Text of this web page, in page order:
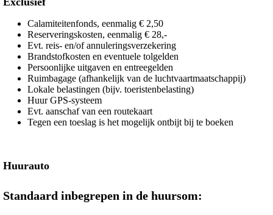
Calamiteitenfonds, eenmalig € 2,50
Reserveringskosten, eenmalig € 28,-
Evt. reis- en/of annuleringsverzekering
Brandstofkosten en eventuele tolgelden
Persoonlijke uitgaven en entreegelden
Ruimbagage (afhankelijk van de luchtvaartmaatschappij)
Lokale belastingen (bijv. toeristenbelasting)
Huur GPS-systeem
Evt. aanschaf van een routekaart
Tegen een toeslag is het mogelijk ontbijt bij te boeken
Huurauto
Standaard inbegrepen in de huursom: